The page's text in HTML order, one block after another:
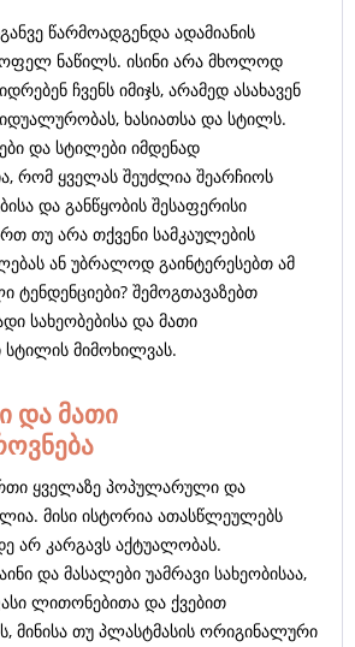
წარმოადგენდა ადამიანის
ნაწილს. ისინი არა მხოლოდ
ჩვენს იმიჯს, არამედ ასახავენ
ხასიათსა და სტილს.
და სტილები იმდენად
რომ ყველას შეუძლია შეარჩიოს
და განწყობის შესაფერისი
თუ არა თქვენი სამკაულების
ან უბრალოდ გაინტერესებთ ამ
ტენდენციები? შემოგთავაზებთ
სახეობებისა და მათი
მიმოხილვას.
და მათი
ყველაზე პოპულარული და
მისი ისტორია ათასწლეულებს
არ კარგავს აქტუალობას.
და მასალები უამრავი სახეობისაა,
ლითონებითა და ქვებით
მინისა თუ პლასტმასის ორიგინალური